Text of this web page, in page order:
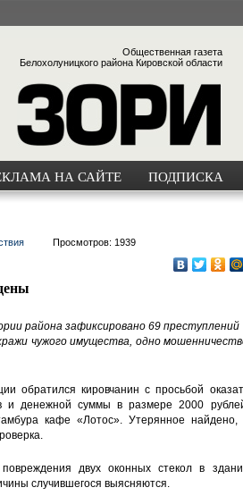
Общественная газета
Белохолуницкого района Кировской области
НА САЙТЕ ПОДПИСКА
Просмотров: 1939
района зафиксировано 69 преступлений
чужого имущества, одно
обратился кировчанин с просьбой
и денежной суммы в размере 2000
кафе «Лотос». Утерянное найдено,
двух оконных стекол в
случившегося выясняются.